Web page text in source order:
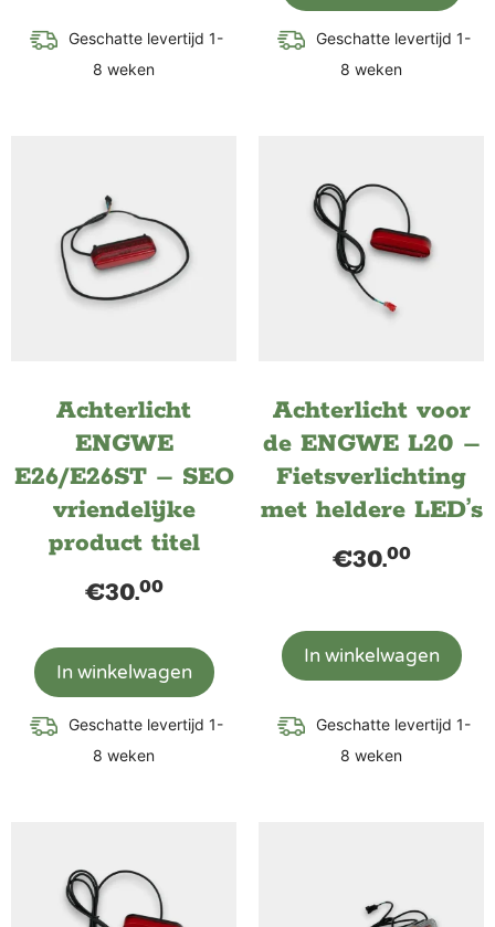
Geschatte levertijd 1-
8 weken
Geschatte levertijd 1-
8 weken
Achterlicht
ENGWE
E26/E26ST – SEO
vriendelijke
product titel
€30.00
In winkelwagen
Geschatte levertijd 1-
8 weken
Achterlicht voor
de ENGWE L20 –
Fietsverlichting
met heldere LED’s
€30.00
In winkelwagen
Geschatte levertijd 1-
8 weken